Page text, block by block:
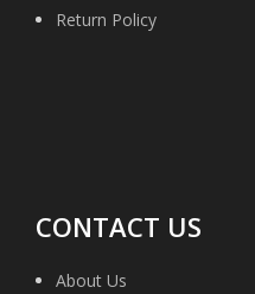
Return Policy
CONTACT US
About Us